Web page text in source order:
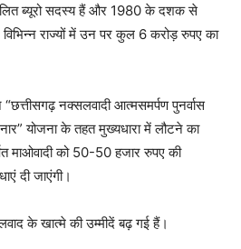
ब्यूरो सदस्य हैं और 1980 के दशक से
राज्यों में उन पर कुल 6 करोड़ रुपए का
नक्सलवादी आत्मसमर्पण पुनर्वास
योजना के तहत मुख्यधारा में लौटने का
माओवादी को 50-50 हजार रुपए की
दी जाएंगी।
के खात्मे की उम्मीदें बढ़ गई हैं।